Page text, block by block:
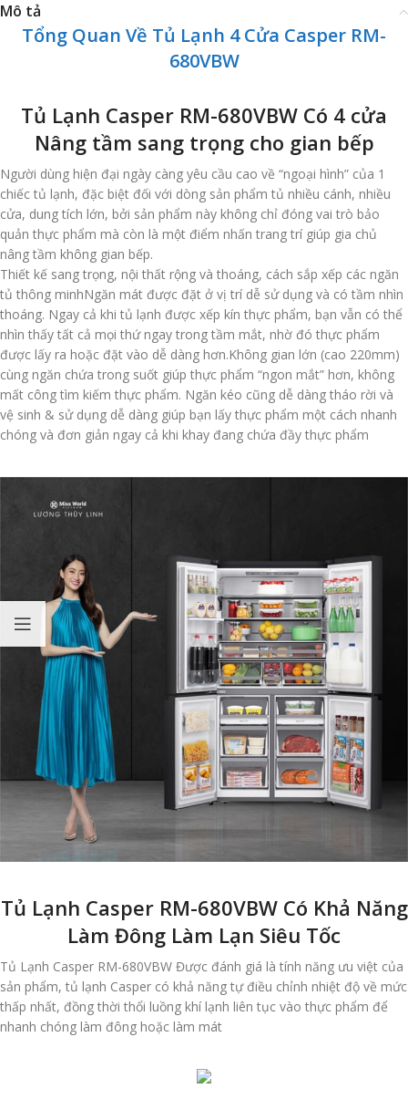
Mô tả
Tổng Quan Về Tủ Lạnh 4 Cửa Casper RM-
680VBW
Tủ Lạnh Casper RM-680VBW Có 4 cửa
Nâng tầm sang trọng cho gian bếp
Người dùng hiện đại ngày càng yêu cầu cao về “ngoại hình” của 1
chiếc tủ lạnh, đặc biệt đối với dòng sản phẩm tủ nhiều cánh, nhiều
cửa, dung tích lớn, bởi sản phẩm này không chỉ đóng vai trò bảo
quản thực phẩm mà còn là một điểm nhấn trang trí giúp gia chủ
nâng tầm không gian bếp.
Thiết kế sang trọng, nội thất rộng và thoáng, cách sắp xếp các ngăn
tủ thông minhNgăn mát được đặt ở vị trí dễ sử dụng và có tầm nhìn
thoáng. Ngay cả khi tủ lạnh được xếp kín thực phẩm, bạn vẫn có thể
nhìn thấy tất cả mọi thứ ngay trong tầm mắt, nhờ đó thực phẩm
được lấy ra hoặc đặt vào dễ dàng hơn.Không gian lớn (cao 220mm)
cùng ngăn chứa trong suốt giúp thực phẩm “ngon mắt” hơn, không
mất công tìm kiếm thực phẩm. Ngăn kéo cũng dễ dàng tháo rời và
vệ sinh & sử dụng dễ dàng giúp bạn lấy thực phẩm một cách nhanh
chóng và đơn giản ngay cả khi khay đang chứa đầy thực phẩm
Tủ Lạnh Casper RM-680VBW Có Khả Năng
Làm Đông Làm Lạn Siêu Tốc
Tủ Lạnh Casper RM-680VBW Được đánh giá là tính năng ưu việt của
sản phẩm, tủ lạnh Casper có khả năng tự điều chỉnh nhiệt độ về mức
thấp nhất, đồng thời thổi luồng khí lạnh liên tục vào thực phẩm để
nhanh chóng làm đông hoặc làm mát